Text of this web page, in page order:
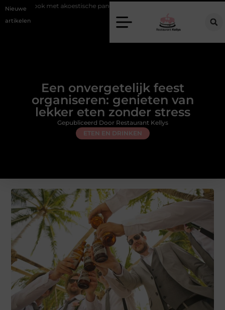
Nieuwe
artikelen
panelen Aziatisch restaurant Rotterdam: ontdek de
Een onvergetelijk feest
organiseren: genieten van
lekker eten zonder stress
ETEN EN DRINKEN
Gepubliceerd Door Restaurant Kellys